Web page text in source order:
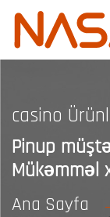
casino
Pinup
Mükəmməl
Ana Sayfa